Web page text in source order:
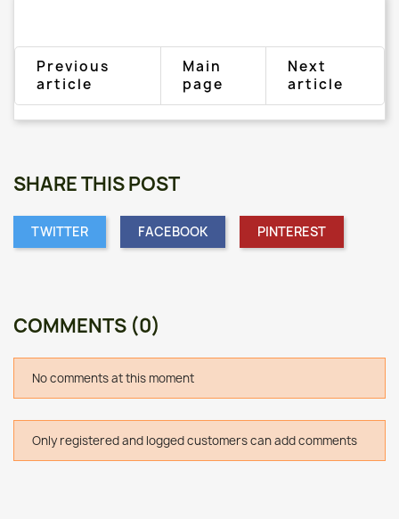
Previous
article
Main
page
Next
article
SHARE THIS POST
TWITTER FACEBOOK PINTEREST
COMMENTS (0)
No comments at this moment
Only registered and logged customers can add comments